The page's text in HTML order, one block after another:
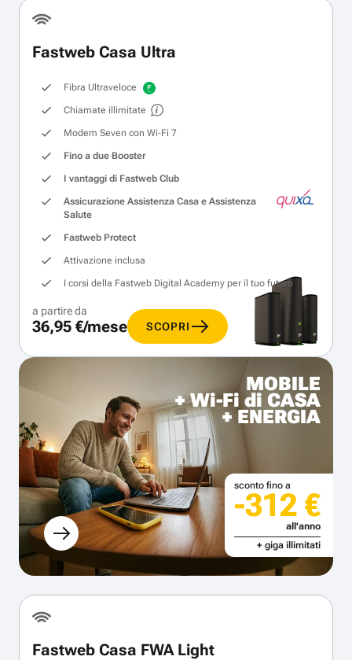
Fastweb Casa Ultra
Fibra Ultraveloce
Chiamate illimitate
Modem Seven con Wi‑Fi 7
Fino a due Booster
I vantaggi di Fastweb Club
Assicurazione Assistenza Casa e Assistenza
Salute
Fastweb Protect
Attivazione inclusa
I corsi della Fastweb Digital Academy per il tuo futuro
a partire da
36,95 €/mese SCOPRI
MOBILE
+ Wi-Fi di CASA
+ ENERGIA
sconto fino a
-312 €
all'anno
+ giga illimitati
Fastweb Casa FWA Light